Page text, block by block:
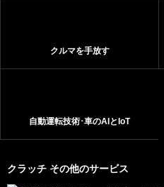
クルマを手放す
自動運転技術･車のAIとIoT
クラッチ その他のサービス